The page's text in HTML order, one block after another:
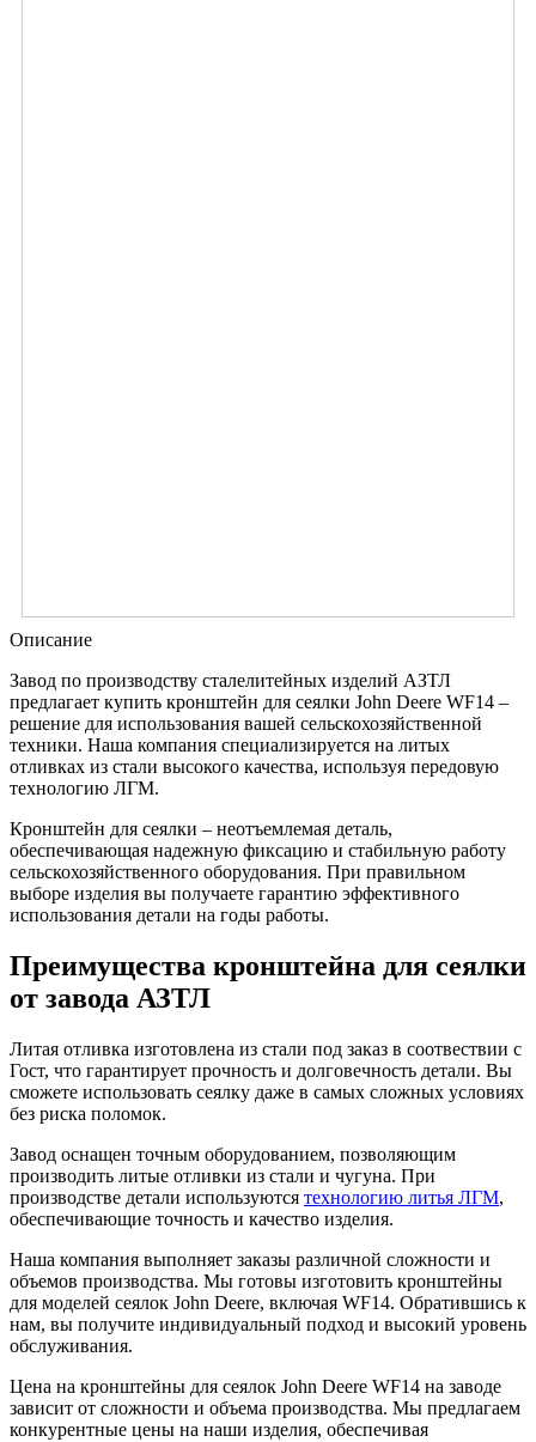
Описание
Завод по производству сталелитейных изделий АЗТЛ
предлагает купить кронштейн для сеялки John Deere WF14 –
решение для использования вашей сельскохозяйственной
техники. Наша компания специализируется на литых
отливках из стали высокого качества, используя передовую
технологию ЛГМ.
Кронштейн для сеялки – неотъемлемая деталь,
обеспечивающая надежную фиксацию и стабильную работу
сельскохозяйственного оборудования. При правильном
выборе изделия вы получаете гарантию эффективного
использования детали на годы работы.
Преимущества кронштейна для сеялки
от завода АЗТЛ
Литая отливка изготовлена из стали под заказ в соотвествии с
Гост, что гарантирует прочность и долговечность детали. Вы
сможете использовать сеялку даже в самых сложных условиях
без риска поломок.
Завод оснащен точным оборудованием, позволяющим
производить литые отливки из стали и чугуна. При
производстве детали используются технологию литья ЛГМ,
обеспечивающие точность и качество изделия.
Наша компания выполняет заказы различной сложности и
объемов производства. Мы готовы изготовить кронштейны
для моделей сеялок John Deere, включая WF14. Обратившись к
нам, вы получите индивидуальный подход и высокий уровень
обслуживания.
Цена на кронштейны для сеялок John Deere WF14 на заводе
зависит от сложности и объема производства. Мы предлагаем
конкурентные цены на наши изделия, обеспечивая